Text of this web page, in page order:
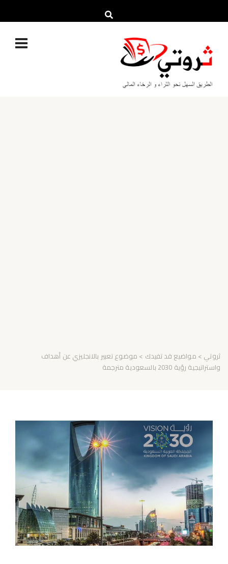
ثروتي > مواضيع قد تفيدك > موضوع تعبير بالانجليزي عن أهداف
واستراتيجية رؤية 2030 بالسعودية مترجمة